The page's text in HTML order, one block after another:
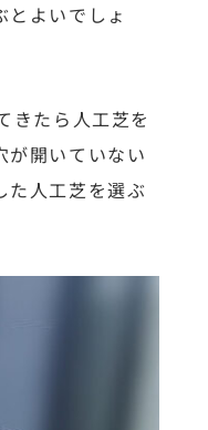
よいでしょ
きたら人工芝を
が開いていない
た人工芝を選ぶ